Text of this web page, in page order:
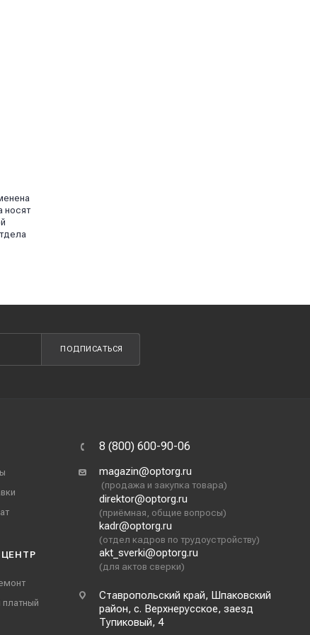
носят
ПОДПИСАТЬСЯ
платный
8 (800) 600-90-06
magazin@optorg.ru
(продажа и закупка товара)
direktor@optorg.ru
(приёмная, общие вопросы)
kadr@optorg.ru
(отдел кадров по трудоустройству)
akt_sverki@optorg.ru
(для актов сверки)
Ставропольский край, Шпаковский
район, с. Верхнерусское, заезд
Тупиковый, 4